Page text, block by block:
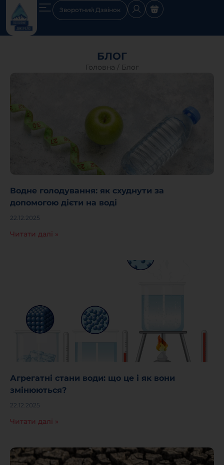
Зворотний Дзвінок
БЛОГ
Головна / Блог
Водне голодування: як схуднути за
допомогою дієти на воді
22.12.2025
Читати далі »
Агрегатні стани води: що це і як вони
змінюються?
22.12.2025
Читати далі »